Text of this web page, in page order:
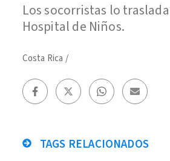
Los socorristas lo
Hospital de Niños.
Costa Rica /
TAGS RELACIONADOS